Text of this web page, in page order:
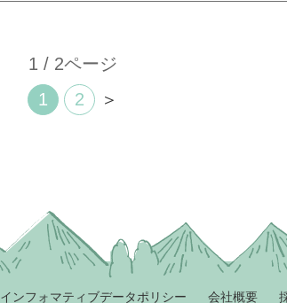
1 / 2ページ
1
2 ＞
インフォマティブデータポリシー 会社概要